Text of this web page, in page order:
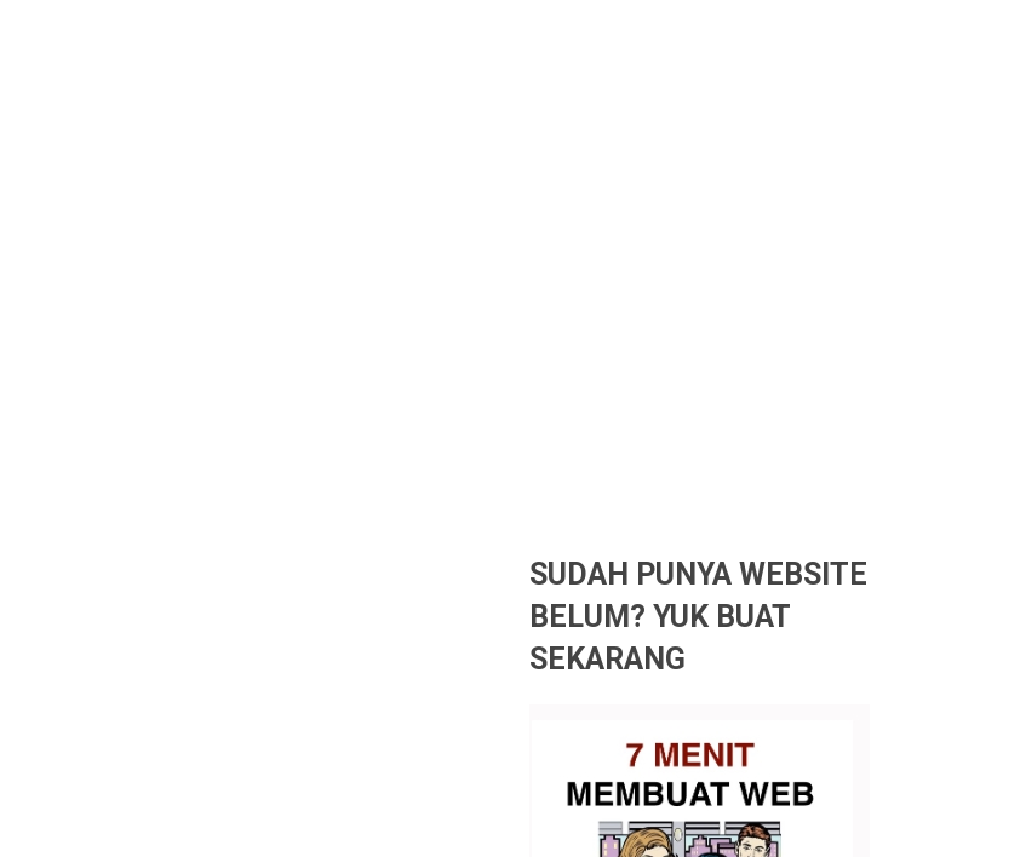
SUDAH PUNYA WEBSITE
BELUM? YUK BUAT
SEKARANG